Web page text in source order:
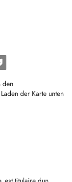
den
der Karte unten